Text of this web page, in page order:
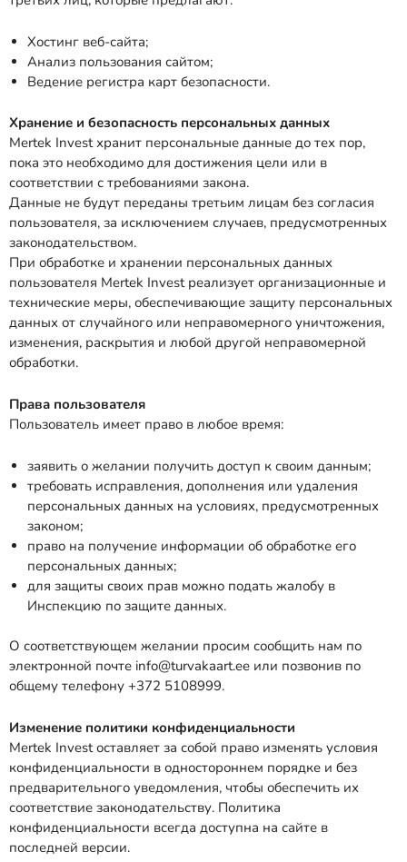
Хостинг веб-сайта;
Анализ пользования сайтом;
Ведение регистра карт безопасности.
Хранение и безопасность персональных данных
Mertek Invest хранит персональные данные до тех пор,
пока это необходимо для достижения цели или в
соответствии с требованиями закона.
Данные не будут переданы третьим лицам без согласия
пользователя, за исключением случаев, предусмотренных
законодательством.
При обработке и хранении персональных данных
пользователя Mertek Invest реализует организационные и
технические меры, обеспечивающие защиту персональных
данных от случайного или неправомерного уничтожения,
изменения, раскрытия и любой другой неправомерной
обработки.
Права пользователя
Пользователь имеет право в любое время:
заявить о желании получить доступ к своим данным;
требовать исправления, дополнения или удаления
персональных данных на условиях, предусмотренных
законом;
право на получение информации об обработке его
персональных данных;
для защиты своих прав можно подать жалобу в
Инспекцию по защите данных.
О соответствующем желании просим сообщить нам по
электронной почте info@turvakaart.ee или позвонив по
общему телефону +372 5108999.
Изменение политики конфиденциальности
Mertek Invest оставляет за собой право изменять условия
конфиденциальности в одностороннем порядке и без
предварительного уведомления, чтобы обеспечить их
соответствие законодательству. Политика
конфиденциальности всегда доступна на сайте в
последней версии.